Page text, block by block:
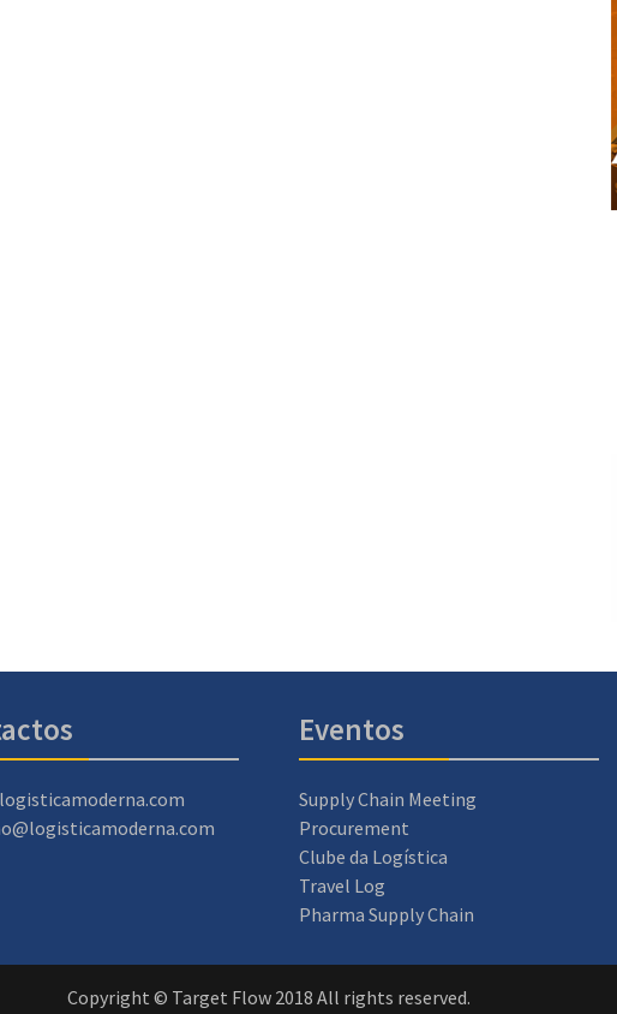
Eventos
Supply Chain Meeting
Procurement
Clube da Logística
Travel Log
Pharma Supply Chain
Copyright © Target Flow 2018 All rights reserved.